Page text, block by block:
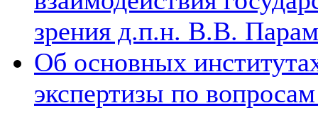
зрения д.п.н. В.В.
Об основных
экспертизы по